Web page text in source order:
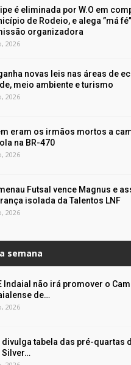
é eliminada por W.O em
de Rodeio, e alega ”má
organizadora
2026
novas leis nas áreas de
meio ambiente e turismo
2026
eram os irmãos mortos a
na BR-470
2026
Futsal vence Magnus e
isolada da Talentos LNF
2026
semana
Indaial não irá promover o
de…
2026
divulga tabela das pré-quartas
Silver…